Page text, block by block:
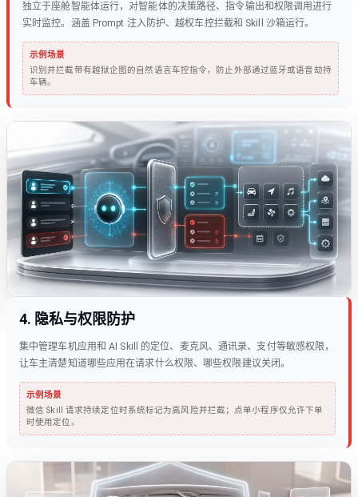
独立于座舱智能体运行，对智能体的决策路径、指令输出和权限调用进行
实时监控。涵盖 Prompt 注入防护、越权车控拦截和 Skill 沙箱运行。
示例场景
识别并拦截带有越狱企图的自然语言车控指令，防止外部通过蓝牙或语音劫持
车辆。
4. 隐私与权限防护
集中管理车机应用和 AI Skill 的定位、麦克风、通讯录、支付等敏感权限，
让车主清楚知道哪些应用在请求什么权限、哪些权限建议关闭。
示例场景
微信 Skill 请求持续定位时系统标记为高风险并拦截；点单小程序仅允许下单
时使用定位。